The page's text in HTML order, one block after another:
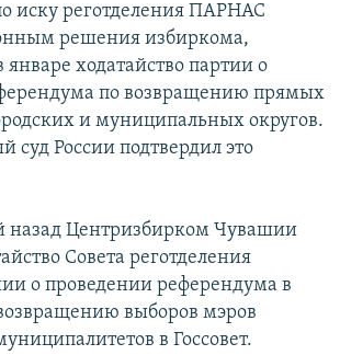
иску реготделения ПАРНАС
решения избиркома,
ходатайство партии о
по возвращению прямых
и муниципальных округов.
суд России подтвердил это
назад Центризбирком Чувашии
Совета реготделения
о проведении референдума в
выборов мэров
в Госсовет.